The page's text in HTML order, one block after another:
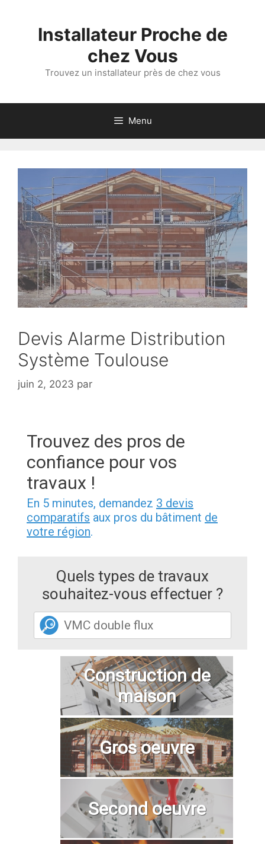
Installateur Proche de
chez Vous
Trouvez un installateur près de chez vous
Menu
Devis Alarme Distribution
Système Toulouse
juin 2, 2023 par
Trouvez des pros de
confiance pour vos
travaux !
En 5 minutes, demandez 3 devis
comparatifs aux pros du bâtiment de
votre région.
Quels types de travaux
souhaitez-vous effectuer ?
Construction de
maison
Gros oeuvre
Second oeuvre